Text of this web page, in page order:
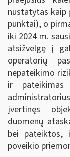
nustatytas kaip
punktai), o
iki 2024 m.
atsižvelgę į
operatorių
nepateikimo
ir pateikimas
įvertinęs
duomenų
bei pateiktos,
poveikio